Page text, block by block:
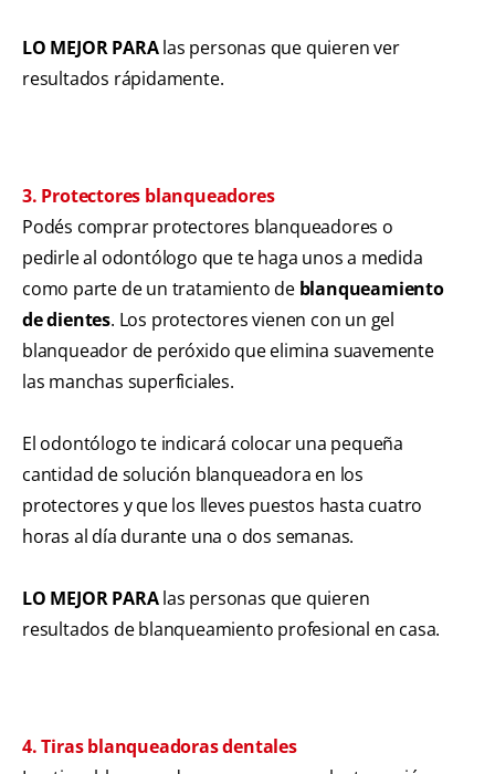
LO MEJOR PARAlas personas que quieren ver
resultados rápidamente.
3. Protectores blanqueadores
Podés comprar protectores blanqueadores o
pedirle al odontólogo que te haga unos a medida
como parte de un tratamiento de blanqueamiento
de dientes. Los protectores vienen con un gel
blanqueador de peróxido que elimina suavemente
las manchas superficiales.
El odontólogo te indicará colocar una pequeña
cantidad de solución blanqueadora en los
protectores y que los lleves puestos hasta cuatro
horas al día durante una o dos semanas.
LO MEJOR PARAlas personas que quieren
resultados de blanqueamiento profesional en casa.
4. Tiras blanqueadoras dentales